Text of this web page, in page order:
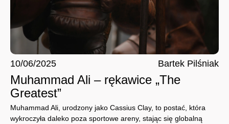
10/06/2025 Bartek Pilśniak
Muhammad Ali – rękawice „The
Greatest”
Muhammad Ali, urodzony jako Cassius Clay, to postać, która
wykroczyła daleko poza sportowe areny, stając się globalną